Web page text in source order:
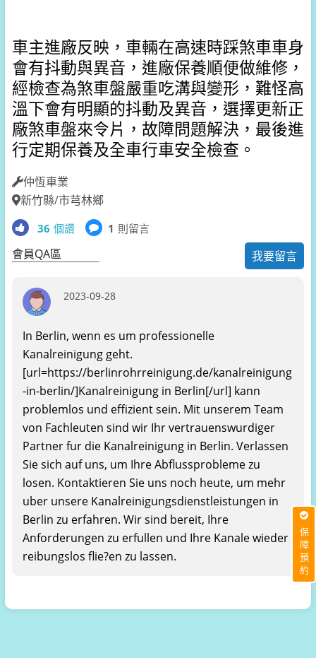
車主進廠反映，車輛在高速時踩煞車車身
會有抖動與異音，進廠保養順便做維修，
經檢查為煞車盤嚴重吃溝與變形，難怪高
溫下會有明顯的抖動及異音，選擇更新正
廠煞車盤來令片，故障問題解決，最後進
行定期保養及全車行車安全檢查。
仲恆車業
新竹縣/市芎林鄉
36 個讚 1 則留言
我要留言
會員QA區
2023-09-28
In Berlin, wenn es um professionelle
Kanalreinigung geht.
[url=https://berlinrohrreinigung.de/kanalreinigung
-in-berlin/]Kanalreinigung in Berlin[/url] kann
problemlos und effizient sein. Mit unserem Team
von Fachleuten sind wir Ihr vertrauenswurdiger
Partner fur die Kanalreinigung in Berlin. Verlassen
Sie sich auf uns, um Ihre Abflussprobleme zu
losen. Kontaktieren Sie uns noch heute, um mehr
uber unsere Kanalreinigungsdienstleistungen in
Berlin zu erfahren. Wir sind bereit, Ihre
Anforderungen zu erfullen und Ihre Kanale wieder
reibungslos flie?en zu lassen.
保障預約